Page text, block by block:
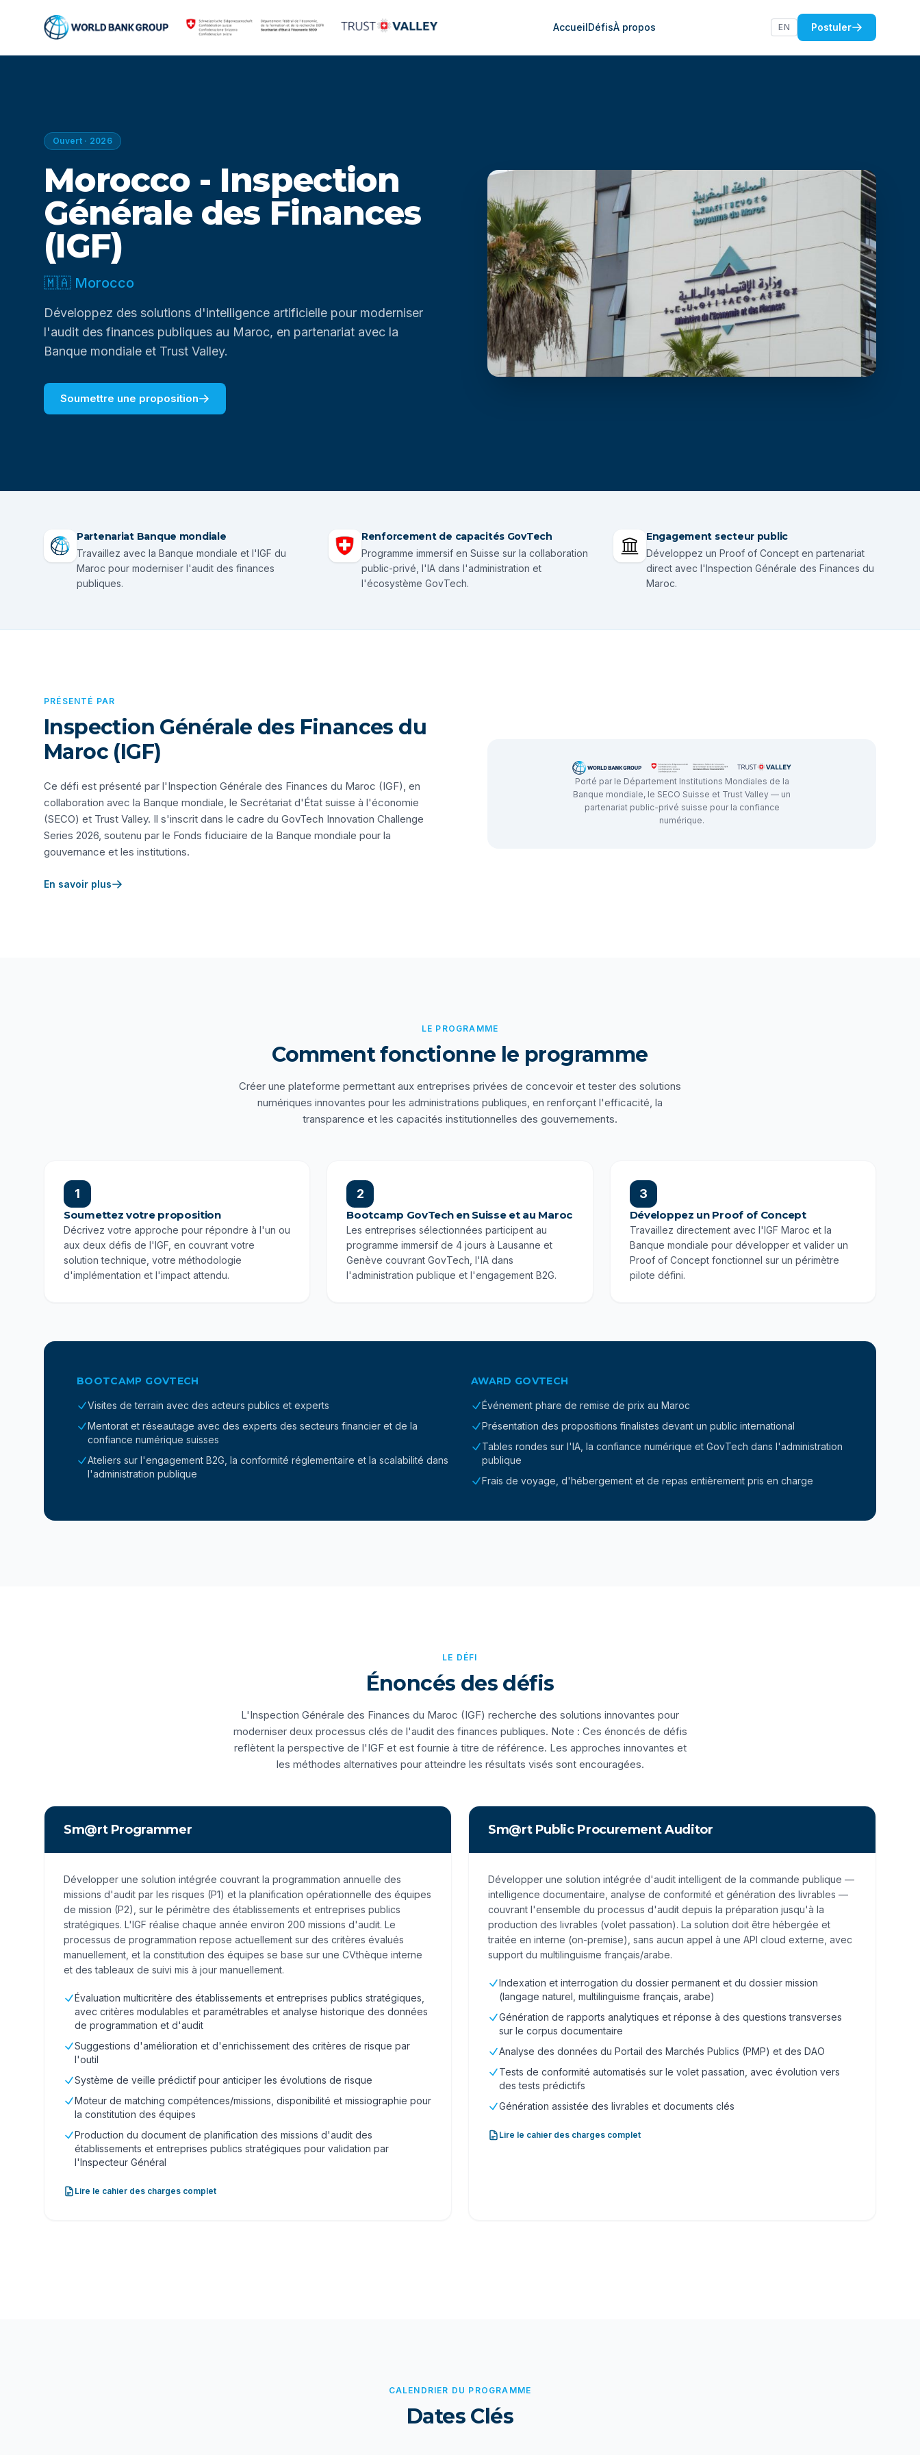
AccueilDéfisÀ propos EN Postuler
Ouvert · 2026
Morocco - Inspection
Générale des Finances
(IGF)
🇲🇦 Morocco
Développez des solutions d'intelligence artificielle pour moderniser
l'audit des finances publiques au Maroc, en partenariat avec la
Banque mondiale et Trust Valley.
Soumettre une proposition
Partenariat Banque mondiale
Travaillez avec la Banque mondiale et l'IGF du
Maroc pour moderniser l'audit des finances
publiques.
Renforcement de capacités GovTech
Programme immersif en Suisse sur la collaboration
public-privé, l'IA dans l'administration et
l'écosystème GovTech.
Engagement secteur public
Développez un Proof of Concept en partenariat
direct avec l'Inspection Générale des Finances du
Maroc.
PRÉSENTÉ PAR
Inspection Générale des Finances du
Maroc (IGF)
Ce défi est présenté par l'Inspection Générale des Finances du Maroc (IGF), en
collaboration avec la Banque mondiale, le Secrétariat d'État suisse à l'économie
(SECO) et Trust Valley. Il s'inscrit dans le cadre du GovTech Innovation Challenge
Series 2026, soutenu par le Fonds fiduciaire de la Banque mondiale pour la
gouvernance et les institutions.
En savoir plus
Porté par le Département Institutions Mondiales de la
Banque mondiale, le SECO Suisse et Trust Valley — un
partenariat public-privé suisse pour la confiance
numérique.
LE PROGRAMME
Comment fonctionne le programme
Créer une plateforme permettant aux entreprises privées de concevoir et tester des solutions
numériques innovantes pour les administrations publiques, en renforçant l'efficacité, la
transparence et les capacités institutionnelles des gouvernements.
1
Soumettez votre proposition
Décrivez votre approche pour répondre à l'un ou
aux deux défis de l'IGF, en couvrant votre
solution technique, votre méthodologie
d'implémentation et l'impact attendu.
2
Bootcamp GovTech en Suisse et au Maroc
Les entreprises sélectionnées participent au
programme immersif de 4 jours à Lausanne et
Genève couvrant GovTech, l'IA dans
l'administration publique et l'engagement B2G.
3
Développez un Proof of Concept
Travaillez directement avec l'IGF Maroc et la
Banque mondiale pour développer et valider un
Proof of Concept fonctionnel sur un périmètre
pilote défini.
BOOTCAMP GOVTECH
Visites de terrain avec des acteurs publics et experts
Mentorat et réseautage avec des experts des secteurs financier et de la
confiance numérique suisses
Ateliers sur l'engagement B2G, la conformité réglementaire et la scalabilité dans
l'administration publique
AWARD GOVTECH
Événement phare de remise de prix au Maroc
Présentation des propositions finalistes devant un public international
Tables rondes sur l'IA, la confiance numérique et GovTech dans l'administration
publique
Frais de voyage, d'hébergement et de repas entièrement pris en charge
LE DÉFI
Énoncés des défis
L'Inspection Générale des Finances du Maroc (IGF) recherche des solutions innovantes pour
moderniser deux processus clés de l'audit des finances publiques. Note : Ces énoncés de défis
reflètent la perspective de l'IGF et est fournie à titre de référence. Les approches innovantes et
les méthodes alternatives pour atteindre les résultats visés sont encouragées.
Sm@rt Programmer
Développer une solution intégrée couvrant la programmation annuelle des
missions d'audit par les risques (P1) et la planification opérationnelle des équipes
de mission (P2), sur le périmètre des établissements et entreprises publics
stratégiques. L'IGF réalise chaque année environ 200 missions d'audit. Le
processus de programmation repose actuellement sur des critères évalués
manuellement, et la constitution des équipes se base sur une CVthèque interne
et des tableaux de suivi mis à jour manuellement.
Évaluation multicritère des établissements et entreprises publics stratégiques,
avec critères modulables et paramétrables et analyse historique des données
de programmation et d'audit
Suggestions d'amélioration et d'enrichissement des critères de risque par
l'outil
Système de veille prédictif pour anticiper les évolutions de risque
Moteur de matching compétences/missions, disponibilité et missiographie pour
la constitution des équipes
Production du document de planification des missions d'audit des
établissements et entreprises publics stratégiques pour validation par
l'Inspecteur Général
Lire le cahier des charges complet
Sm@rt Public Procurement Auditor
Développer une solution intégrée d'audit intelligent de la commande publique —
intelligence documentaire, analyse de conformité et génération des livrables —
couvrant l'ensemble du processus d'audit depuis la préparation jusqu'à la
production des livrables (volet passation). La solution doit être hébergée et
traitée en interne (on-premise), sans aucun appel à une API cloud externe, avec
support du multilinguisme français/arabe.
Indexation et interrogation du dossier permanent et du dossier mission
(langage naturel, multilinguisme français, arabe)
Génération de rapports analytiques et réponse à des questions transverses
sur le corpus documentaire
Analyse des données du Portail des Marchés Publics (PMP) et des DAO
Tests de conformité automatisés sur le volet passation, avec évolution vers
des tests prédictifs
Génération assistée des livrables et documents clés
Lire le cahier des charges complet
CALENDRIER DU PROGRAMME
Dates Clés